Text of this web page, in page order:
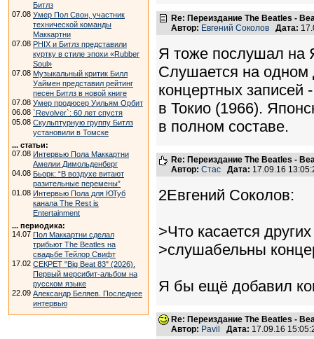
Битлз
07.08 Умер Пол Свон, участник
технической команды
Маккартни
07.08 PHIX и Битлз представили
куртку в стиле эпохи «Rubber
Soul»
07.08 Музыкальный критик Билл
Уаймен представил рейтинг
песен Битлз в новой книге
07.08 Умер продюсер Уильям Орбит
06.08 `Revolver`: 60 лет спустя
05.08 Скульптурную группу Битлз
установили в Томске
... статьи:
07.08 Интервью Пола Маккартни
Амелии Димольденберг
04.08 Бьорк: “В воздухе витают
разительные перемены”
01.08 Интервью Пола для ЮТуб
канала The Rest is
Entertainment
... периодика:
14.07 Пол Маккартни сделал
трибьют The Beatles на
свадьбе Тейлор Свифт
17.02 СЕКРЕТ "Big Beat 83" (2026).
Первый мерсибит-альбом на
русском языке
22.09 Александр Беляев. Последнее
интервью
Re: Переиздание The Beatles -
Автор: Евгений Соколов Дата:
Я тоже послушал на
Слушается на одном
концертных
в Токио (1966).
в полном составе.
Re: Переиздание The Beatles -
Автор: Стас Дата: 17.09.16
2Евгений Соколов:
>Что касается
>слушабельны
Я бы ещё добавил
Re: Переиздание The Beatles -
Автор: Pavil Дата: 17.09.16